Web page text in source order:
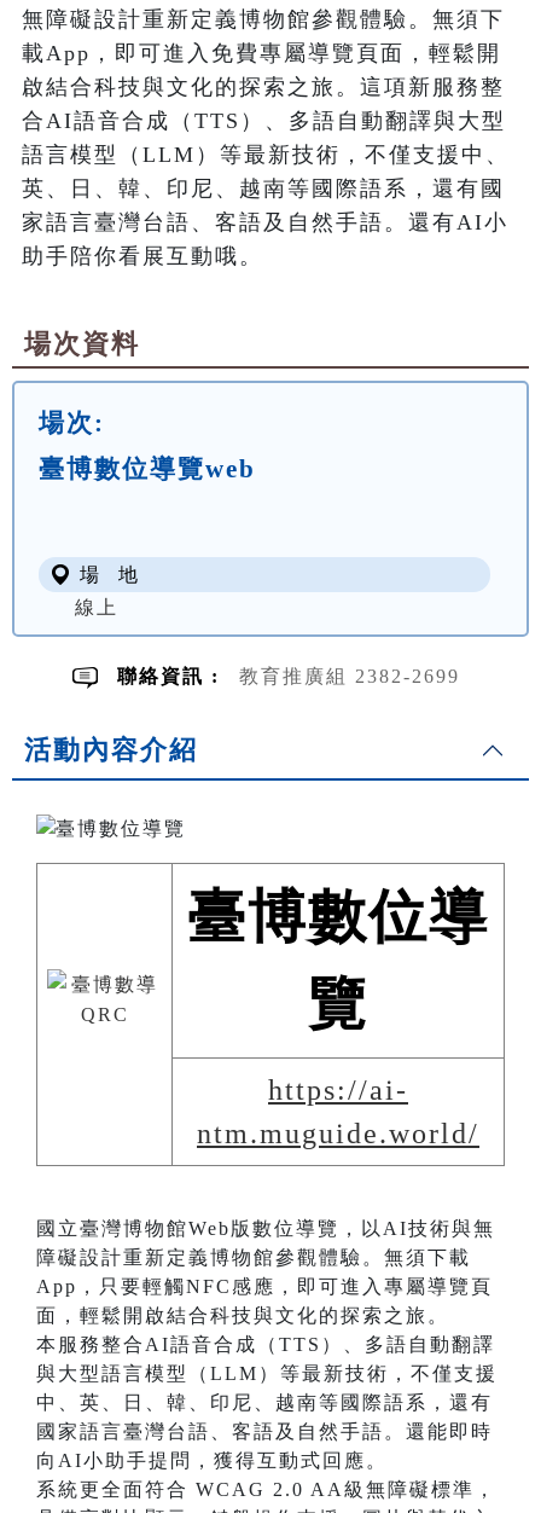
無障礙設計重新定義博物館參觀體驗。無須下
載App，即可進入免費專屬導覽頁面，輕鬆開
啟結合科技與文化的探索之旅。這項新服務整
合AI語音合成（TTS）、多語自動翻譯與大型
語言模型（LLM）等最新技術，不僅支援中、
英、日、韓、印尼、越南等國際語系，還有國
家語言臺灣台語、客語及自然手語。還有AI小
場次資料
場次:
臺博數位導覽web
場 地
線上
聯絡資訊 : 教育推廣組 2382-2699
活動內容介紹
臺博數位導
覽
https://ai-
ntm.muguide.world/
國立臺灣博物館Web版數位導覽，以AI技術與無
障礙設計重新定義博物館參觀體驗。無須下載
App，只要輕觸NFC感應，即可進入專屬導覽頁
面，輕鬆開啟結合科技與文化的探索之旅。
本服務整合AI語音合成（TTS）、多語自動翻譯
與大型語言模型（LLM）等最新技術，不僅支援
中、英、日、韓、印尼、越南等國際語系，還有
國家語言臺灣台語、客語及自然手語。還能即時
向AI小助手提問，獲得互動式回應。
系統更全面符合 WCAG 2.0 AA級無障礙標準，